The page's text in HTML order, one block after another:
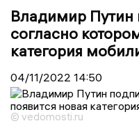
Владимир Путин
согласно
категория
04/11/2022 14:50
© vedomosti.ru